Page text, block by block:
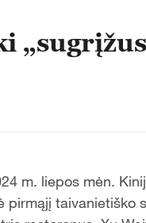
m. liepos mėn.
taivanietiško